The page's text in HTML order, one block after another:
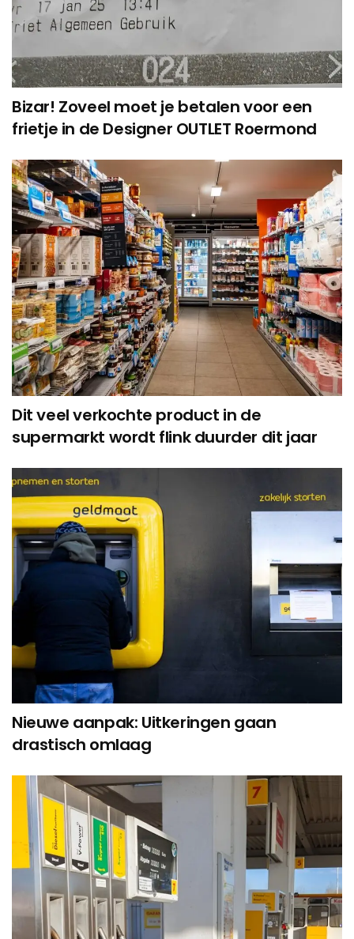
Bizar! Zoveel moet je betalen voor een
frietje in de Designer OUTLET Roermond
Dit veel verkochte product in de
supermarkt wordt flink duurder dit jaar
Nieuwe aanpak: Uitkeringen gaan
drastisch omlaag